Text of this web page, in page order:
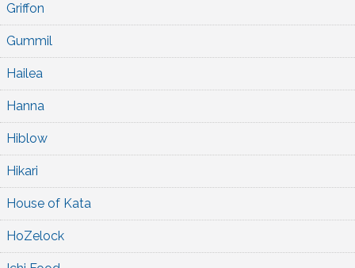
Griffon
Gummil
Hailea
Hanna
Hiblow
Hikari
House of Kata
HoZelock